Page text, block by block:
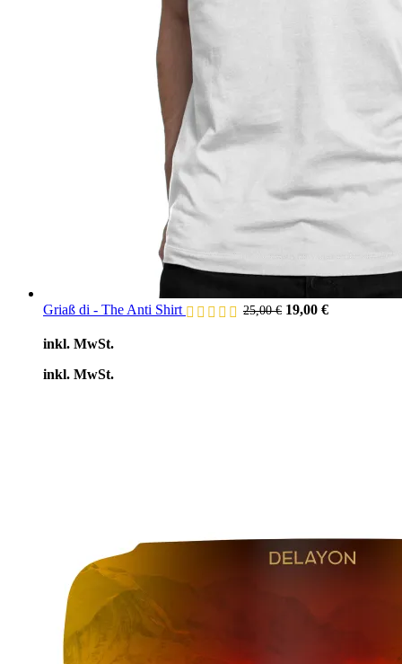
Griaß di - The Anti Shirt 25,00€ Ursprünglicher
19,00 €Aktueller
inkl. MwSt.
inkl. MwSt.